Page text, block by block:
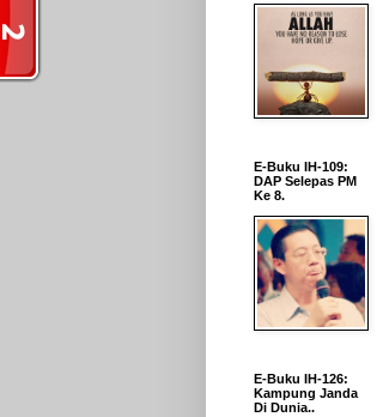
E-Buku IH-109:
DAP Selepas PM
Ke 8.
E-Buku IH-126:
Kampung Janda
Di Dunia..